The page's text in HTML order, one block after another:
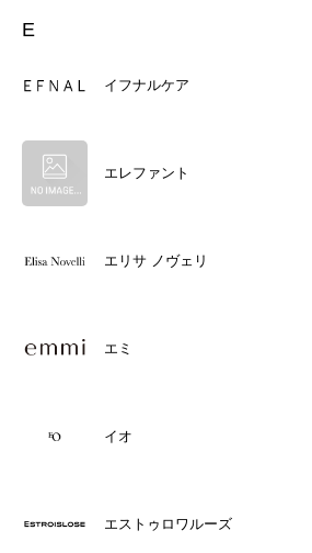
E
イフナルケア
エレファント
エリサ ノヴェリ
エミ
イオ
エストゥロワルーズ